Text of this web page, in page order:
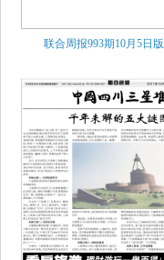
联合周报993期10月5日版